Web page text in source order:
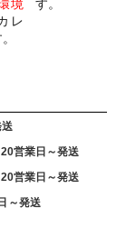
境
レ
す。
20営業日～発送
20営業日～発送
～発送